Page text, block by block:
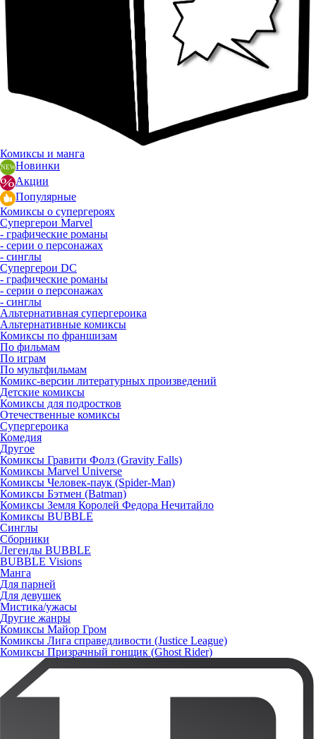
Комиксы и манга
Новинки
Акции
Популярные
Комиксы о супергероях
Супергерои Marvel
- графические романы
- серии о персонажах
- синглы
Супергерои DC
- графические романы
- серии о персонажах
- синглы
Альтернативная супергероика
Альтернативные комиксы
Комиксы по франшизам
По фильмам
По играм
По мультфильмам
Комикс-версии литературных произведений
Детские комиксы
Комиксы для подростков
Отечественные комиксы
Супергероика
Комедия
Другое
Комиксы Гравити Фолз (Gravity Falls)
Комиксы Marvel Universe
Комиксы Человек-паук (Spider-Man)
Комиксы Бэтмен (Batman)
Комиксы Земля Королей Федора Нечитайло
Комиксы BUBBLE
Синглы
Сборники
Легенды BUBBLE
BUBBLE Visions
Манга
Для парней
Для девушек
Мистика/ужасы
Другие жанры
Комиксы Майор Гром
Комиксы Лига справедливости (Justice League)
Комиксы Призрачный гонщик (Ghost Rider)